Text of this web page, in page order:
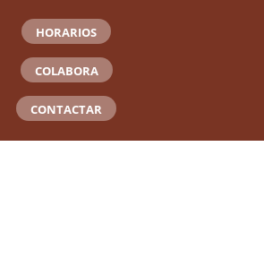
HORARIOS
COLABORA
CONTACTAR